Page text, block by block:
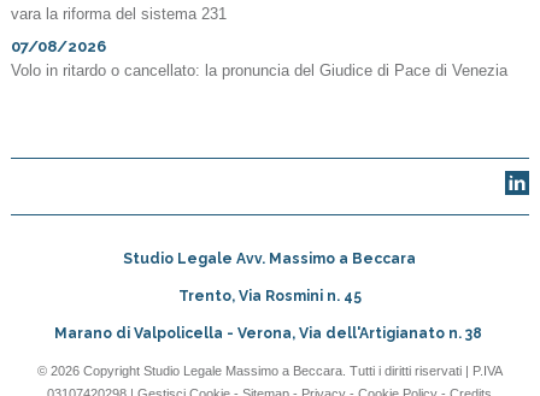
vara la riforma del sistema 231
07/08/2026
Volo in ritardo o cancellato: la pronuncia del Giudice di Pace di Venezia
Studio Legale Avv. Massimo a Beccara
Trento, Via Rosmini n. 45
Marano di Valpolicella - Verona, Via dell'Artigianato n. 38
© 2026 Copyright Studio Legale Massimo a Beccara. Tutti i diritti riservati | P.IVA
03107420298 |Gestisci Cookie - Sitemap - Privacy -Cookie Policy -Credits